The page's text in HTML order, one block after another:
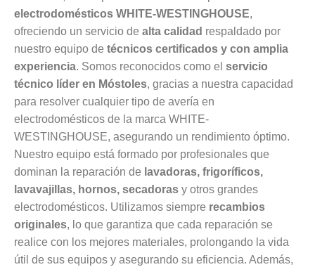
electrodomésticos WHITE-WESTINGHOUSE,
ofreciendo un servicio de alta calidad respaldado por
nuestro equipo de técnicos certificados y con amplia
experiencia. Somos reconocidos como el servicio
técnico líder en Móstoles, gracias a nuestra capacidad
para resolver cualquier tipo de avería en
electrodomésticos de la marca WHITE-
WESTINGHOUSE, asegurando un rendimiento óptimo.
Nuestro equipo está formado por profesionales que
dominan la reparación de lavadoras, frigoríficos,
lavavajillas, hornos, secadoras y otros grandes
electrodomésticos. Utilizamos siempre recambios
originales, lo que garantiza que cada reparación se
realice con los mejores materiales, prolongando la vida
útil de sus equipos y asegurando su eficiencia. Además,